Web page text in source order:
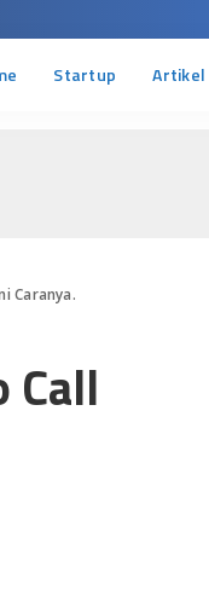
Startup Artikel
Caranya.
Call